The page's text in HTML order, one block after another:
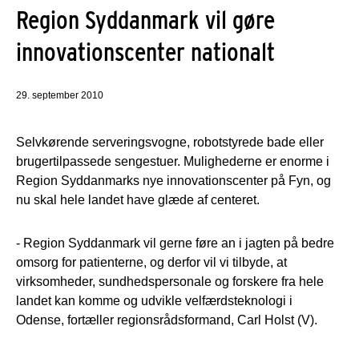
Region Syddanmark vil gøre
innovationscenter nationalt
29. september 2010
Selvkørende serveringsvogne, robotstyrede bade eller
brugertilpassede sengestuer. Mulighederne er enorme i
Region Syddanmarks nye innovationscenter på Fyn, og
nu skal hele landet have glæde af centeret.
- Region Syddanmark vil gerne føre an i jagten på bedre
omsorg for patienterne, og derfor vil vi tilbyde, at
virksomheder, sundhedspersonale og forskere fra hele
landet kan komme og udvikle velfærdsteknologi i
Odense, fortæller regionsrådsformand, Carl Holst (V).